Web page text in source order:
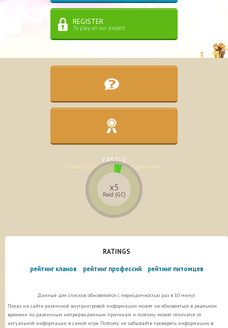
REGISTER
To play on our project
Assistance in the development of the
character
CASTLE
Statistics of the lands of the game world
x5
Raid (GC)
RATINGS
рейтинг кланов
рейтинг профессий рейтинг питомцев
Данные для списков обновляются с периодичностью раз в 10 минут.
Показ на сайте различной внутриигровой информации может не обновляться в реальном
времени по различным непредвиденным причинам и поэтому может отличатся от
актуальной информации в самой игре. Поэтому не забывайте проверять информацию в